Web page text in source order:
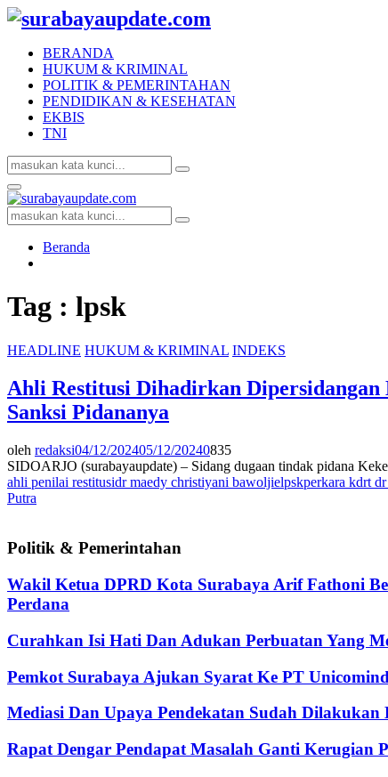
BERANDA
HUKUM & KRIMINAL
POLITIK & PEMERINTAHAN
PENDIDIKAN & KESEHATAN
EKBIS
TNI
Search
for:
Search
Facebook
Twitter
Youtube
Primary
Menu
Search
for:
Search
Beranda
Tag : lpsk
HEADLINE HUKUM & KRIMINAL INDEKS
Ahli Restitusi Dihadirkan
Sanksi Pidananya
oleh redaksi04/12/202405/12/20240835
SIDOARJO (surabayaupdate) – Sidang dugaan tindak pidana
ahli penilai restitusidr maedy christiyani bawoljielpskperkara kdrt
Putra
Politik & Pemerintahan
Wakil Ketua DPRD Kota Surabaya Arif Fathoni
Perdana
Curahkan Isi Hati Dan Adukan Perbuatan Yang
Pemkot Surabaya Ajukan Syarat Ke PT
Mediasi Dan Upaya Pendekatan Sudah
Rapat Dengar Pendapat Masalah Ganti Kerugian